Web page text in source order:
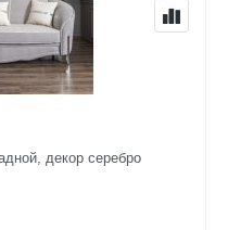
декор серебро